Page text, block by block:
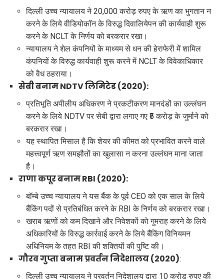
दिल्ली उच्च न्यायालय ने 20,000 करोड़ रुपए के ऋण का भुगतान न
करने के लिये वीडियोकॉन के विरुद्ध दिवालियेपन की कार्यवाही शुरू
करने के NCLT के निर्णय को बरकरार रखा।
न्यायालय ने शेल कंपनियों के माध्यम से धन की हेराफेरी में शामिल
कंपनियों के विरुद्ध कार्यवाही शुरू करने में NCLT के विवेकाधिकार
को वैध ठहराया।
सेबी बनाम NDTV लिमिटेड (2020):
प्रतिभूति अपीलीय अधिकरण ने प्रकटीकरण मानदंडों का उल्लंघन
करने के लिये NDTV पर सेबी द्वारा लगाए गए ₹5 करोड़ के जुर्माने को
बरकरार रखा।
यह स्थापित मिसाल है कि शेयर की कीमत को प्रभावित करने वाले
महत्त्वपूर्ण ऋण समझौतों का खुलासा न करना उल्लंघन माना जाता
है।
राणा कपूर बनाम RBI (2020):
बॉम्बे उच्च न्यायालय ने यस बैंक के पूर्व CEO को एक साल के लिये
बैंकिंग पदों से प्रतिबंधित करने के RBI के निर्णय को बरकरार रखा।
खराब ऋणों को कम दिखाने और निवेशकों को गुमराह करने के लिये
अधिकारियों के विरुद्ध कार्रवाई करने के लिये बैंकिंग विनियमन
अधिनियम के तहत RBI की शक्तियों की पुष्टि की।
गौरव गुप्ता बनाम प्रवर्तन निदेशालय (2020):
दिल्ली उच्च न्यायालय ने प्रवर्तन निदेशालय द्वारा 10 करोड़ रुपए की